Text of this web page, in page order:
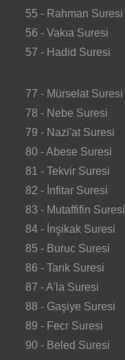
55 - Rahman Suresi
56 - Vakıa Suresi
57 - Hadid Suresi
77 - Mürselat Suresi
78 - Nebe Suresi
79 - Nazi'at Suresi
80 - Abese Suresi
81 - Tekvir Suresi
82 - İnfitar Suresi
83 - Mutaffifin Suresi
84 - İnşikak Suresi
85 - Buruc Suresi
86 - Tarık Suresi
87 - A'la Suresi
88 - Gaşiye Suresi
89 - Fecr Suresi
90 - Beled Suresi